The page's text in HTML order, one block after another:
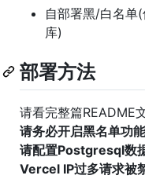
自部署黑/白名单
库)
部署方法
请看完整篇README
请务必开启黑名单功
请配置Postgresql数
Vercel IP过多请求被禁